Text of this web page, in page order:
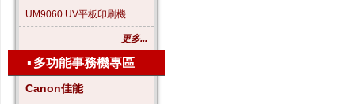
UM9060 UV平板印刷機
更多...
▪ 多功能事務機專區
Canon佳能